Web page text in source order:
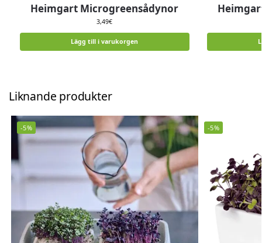
Heimgart Microgreensådynor
3,49€
Lägg till i varukorgen
Liknande produkter
-5% -5%